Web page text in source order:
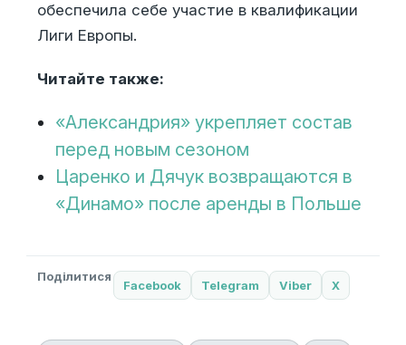
обеспечила себе участие в квалификации
Лиги Европы.
Читайте также:
«Александрия» укрепляет состав
перед новым сезоном
Царенко и Дячук возвращаются в
«Динамо» после аренды в Польше
Поділитися
Facebook Telegram Viber X